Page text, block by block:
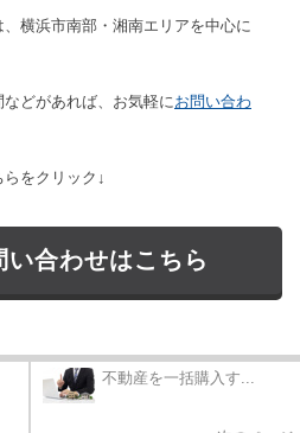
、横浜市南部・湘南エリアを中心に
どがあれば、お気軽に お問い合わ
をクリック↓
い合わせはこちら
不動産を一括購入す...